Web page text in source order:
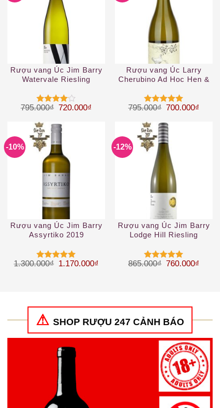
Rượu vang Úc Jim Barry
Watervale Riesling
Được
45 sao
795.000₫ Giá gốc là: 795.000₫.
720.000₫ Giá hiện tại là: 720.000₫.
Rượu vang Úc Larry
Cherubino Ad Hoc Hen &
Được xếp
sao
795.000₫ Giá gốc là:
700.000₫
-10%
Rượu vang Úc Jim Barry
Assyrtiko 2019
Được xếp
1.300.000₫ Giá gốc là: 1.300.000₫.
1.170.000₫ Giá hiện tại là: 1.170.000₫.
-12%
Rượu vang Úc Jim Barry
Lodge Hill Riesling
Được xếp
865.000₫ Giá gốc là:
760.000₫
SHOP RƯỢU 247 CẢNH BÁO